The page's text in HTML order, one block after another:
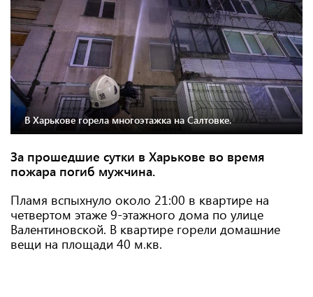
В Харькове горела многоэтажка на Салтовке.
За прошедшие сутки в Харькове во время
пожара погиб мужчина.
Пламя вспыхнуло около 21:00 в квартире на
четвертом этаже 9-этажного дома по улице
Валентиновской. В квартире горели домашние
вещи на площади 40 м.кв.